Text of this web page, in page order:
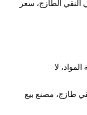
النقي الطازج، سعر
لا
طازج، مصنع بيع